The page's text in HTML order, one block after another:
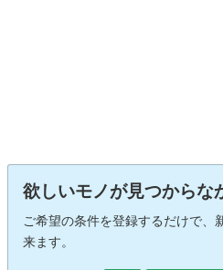
欲しいモノが見つからな
ご希望の条件を登録するだけで、
来ます。